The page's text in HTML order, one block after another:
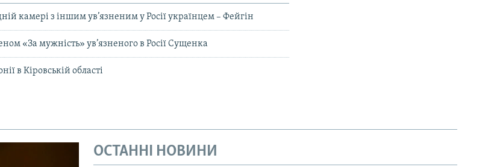
камері з іншим ув’язненим у Росії українцем – Фейгін
«За мужність» ув’язненого в Росії Сущенка
в Кіровській області
ОСТАННІ НОВИНИ